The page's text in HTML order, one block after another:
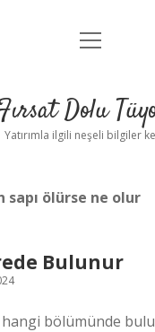
Gizlilik Politikası
Yasal Uyarı
menüyü
Dolu
Yatırımla ilgili neşeli bilgiler
sapı ölürse ne olur
Bulunur
bölümünde